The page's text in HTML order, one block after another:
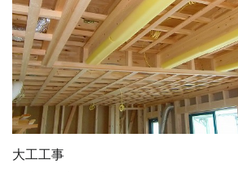
大工工事